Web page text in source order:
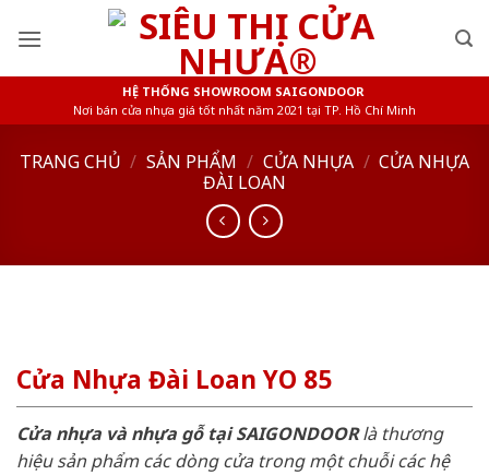
HỆ THỐNG SHOWROOM SAIGONDOOR
Nơi bán cửa nhựa giá tốt nhất năm 2021 tại TP. Hồ Chí Minh
TRANG CHỦ / SẢN PHẨM / CỬA NHỰA / CỬA NHỰA
ĐÀI LOAN
Cửa Nhựa Đài Loan YO 85
Cửa nhựa và nhựa gỗ tại SAIGONDOORlà thương
hiệu sản phẩm các dòng cửa trong một chuỗi các hệ